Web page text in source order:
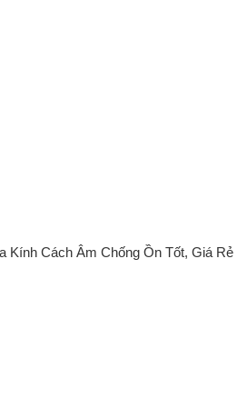
Kính Cách Âm Chống Ồn Tốt, Giá Rẻ